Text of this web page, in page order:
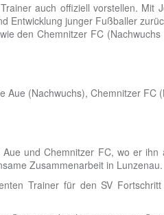
auch offiziell vorstellen. Mit
Entwicklung junger Fußballer
den Chemnitzer FC
Aue (Nachwuchs), Chemnitzer FC
und Chemnitzer FC, wo er
Zusammenarbeit in Lunzenau.
Trainer für den SV